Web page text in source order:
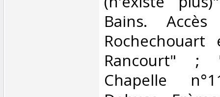
Bains.
Rancourt" ;
Chapelle